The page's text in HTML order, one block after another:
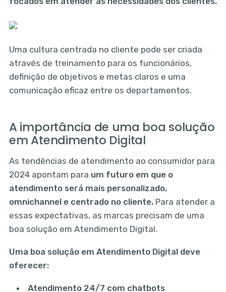
Uma cultura centrada no cliente pode ser criada
através de treinamento para os funcionários,
definição de objetivos e metas claros e uma
comunicação eficaz entre os departamentos.
A importância de uma boa solução
em Atendimento Digital
As tendências de atendimento ao consumidor para
2024 apontam para um futuro em que o
atendimento será mais personalizado,
omnichannel e centrado no cliente. Para atender a
essas expectativas, as marcas precisam de uma
boa solução em Atendimento Digital.
Uma boa solução em Atendimento Digital deve
oferecer:
Atendimento 24/7 com chatbots